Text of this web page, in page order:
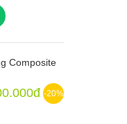
Composite
-20%